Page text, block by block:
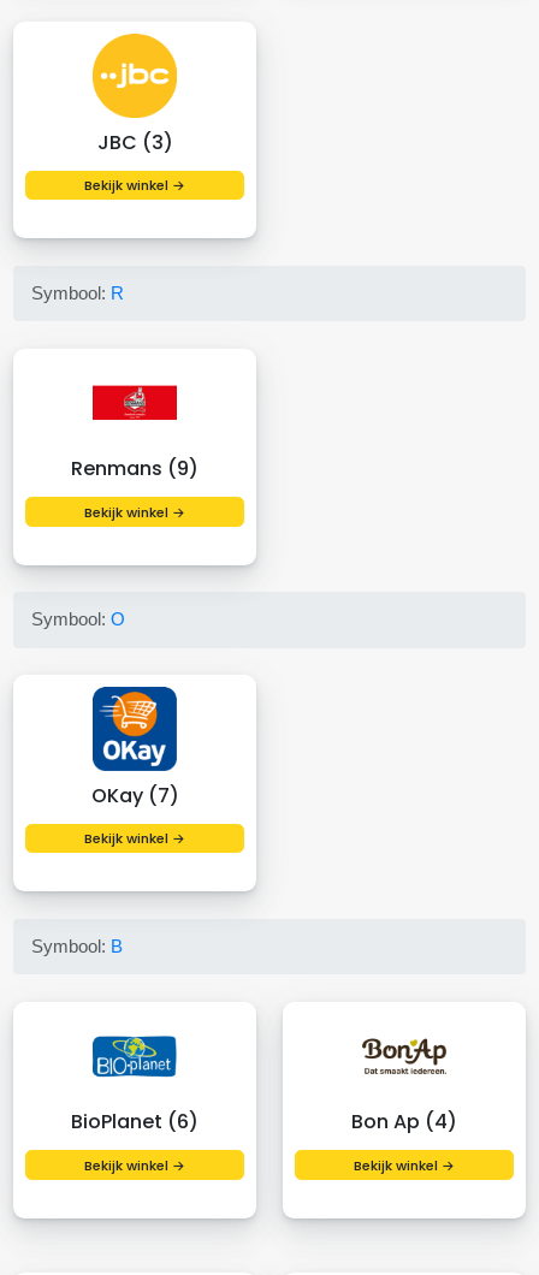
JBC (3)
Bekijk winkel →
Symbool: R
Renmans (9)
Bekijk winkel →
Symbool:O
OKay (7)
Bekijk winkel →
Symbool: B
BioPlanet (6)
Bekijk winkel →
Bon Ap (4)
Bekijk winkel →